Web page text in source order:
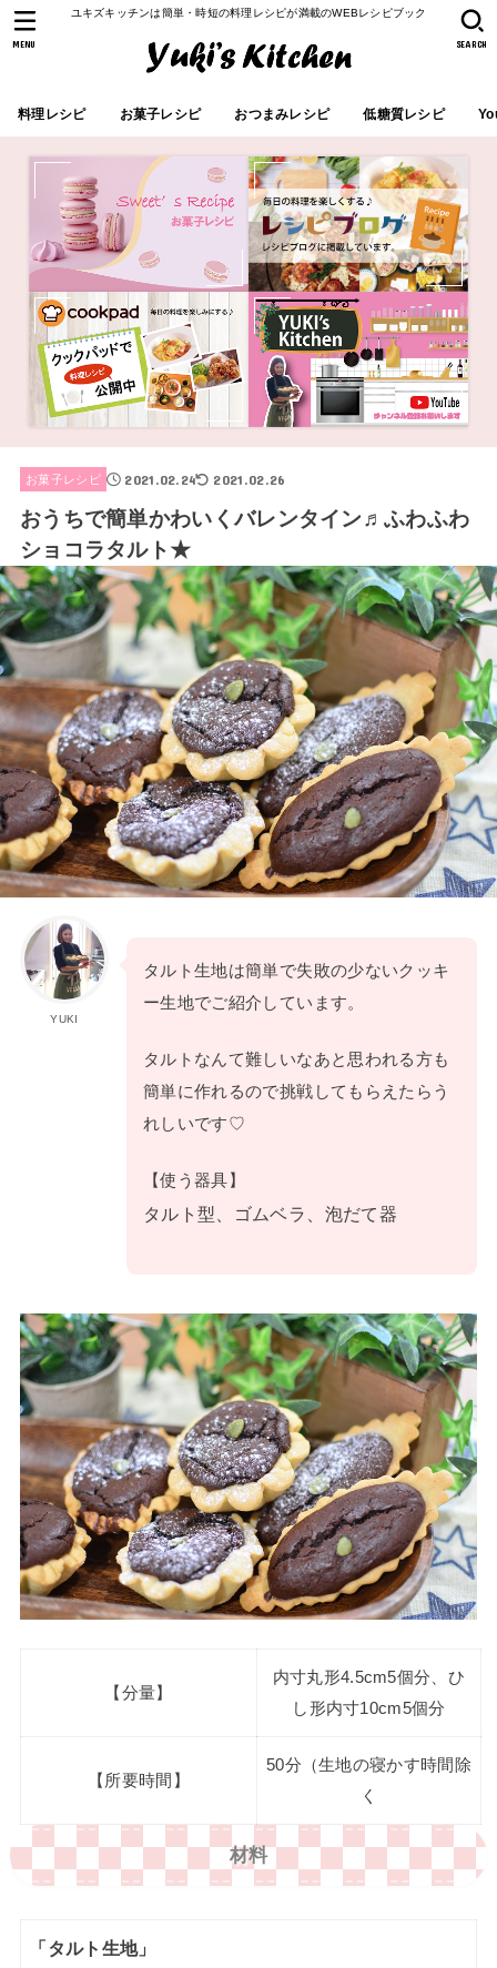
ユキズキッチンは簡単・時短の料理レシピが満載のWEBレシピブック
料理レシピ お菓子レシピ おつまみレシピ 低糖質レシピ
SEARCH
MENU
お菓子レシピ 2021.02.24 2021.02.26
おうちで簡単かわいくバレンタイン♬ふわふわ
ショコラタルト★
YUKI
タルト生地は簡単で失敗の少ないクッキ
ー生地でご紹介しています。
タルトなんて難しいなあと思われる方も
簡単に作れるので挑戦してもらえたらう
れしいです♡
【使う器具】
タルト型、ゴムベラ、泡だて器
【分量】
内寸丸形4.5cm5個分、ひ
し形内寸10cm5個分
【所要時間】
50分（生地の寝かす時間除
く
材料
「タルト生地」